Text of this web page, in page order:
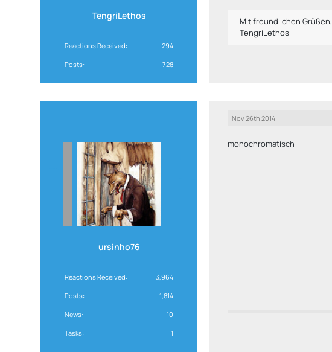
TengriLethos
Reactions Received 294
Posts 728
Mit freundlichen Grüßen,
TengriLethos
ursinho76
Reactions Received 3,964
Posts 1,814
News 10
Tasks 1
Nov 26th 2014
monochromatisch